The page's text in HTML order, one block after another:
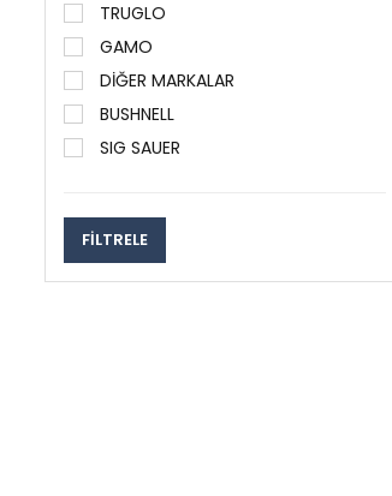
TRUGLO
GAMO
DİĞER MARKALAR
BUSHNELL
SIG SAUER
FİLTRELE